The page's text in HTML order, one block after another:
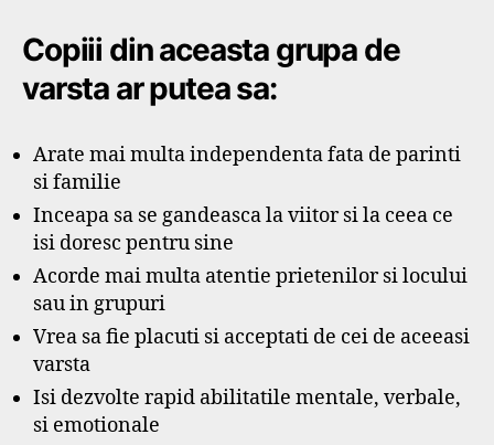
Copiii din aceasta grupa de
varsta ar putea sa:
Arate mai multa independenta fata de parinti
si familie
Inceapa sa se gandeasca la viitor si la ceea ce
isi doresc pentru sine
Acorde mai multa atentie prietenilor si locului
sau in grupuri
Vrea sa fie placuti si acceptati de cei de aceeasi
varsta
Isi dezvolte rapid abilitatile mentale, verbale,
si emotionale